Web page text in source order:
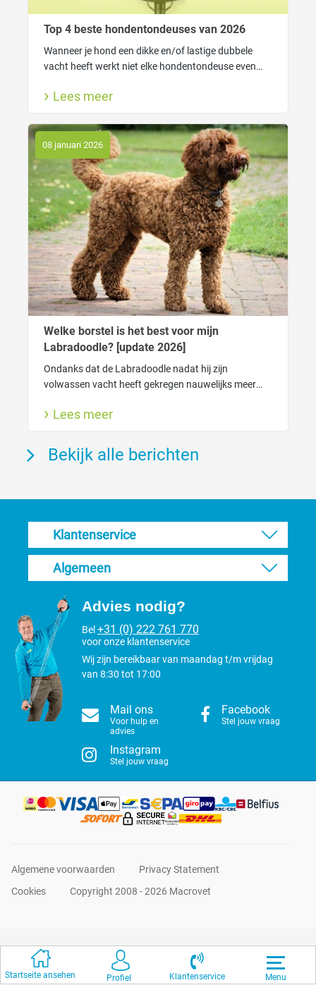
Startseite ansehen Profiel Klantenservice Menu
Top 4 beste hondentondeuses van 2026
Wanneer je hond een dikke en/of lastige dubbele
vacht heeft werkt niet elke hondentondeuse even
nodig om gemakkelijk door de vacht heen te kunnen
Lees meer
08 januari 2026
Welke borstel is het best voor mijn
Labradoodle? [update 2026]
Ondanks dat de Labradoodle nadat hij zijn
volwassen vacht heeft gekregen nauwelijks meer
nodig. Zo houdt je de vacht gezond.
Lees meer
Bekijk alle berichten
Klantenservice
Algemeen
Advies nodig?
Bel +31 (0) 222 761 770
voor onze klantenservice
Wij zijn bereikbaar van maandag t/m vrijdag
van 8:30 tot 17:00
Mail ons
Voor hulp en
advies
Facebook
Stel jouw vraag
Instagram
Stel jouw vraag
Algemene voorwaarden
Privacy Statement
Cookies
Copyright 2008 - 2026 Macrovet